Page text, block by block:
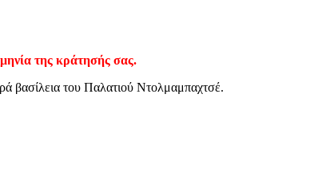
της κράτησής σας.
βασίλεια του Παλατιού Ντολμαμπαχτσέ.